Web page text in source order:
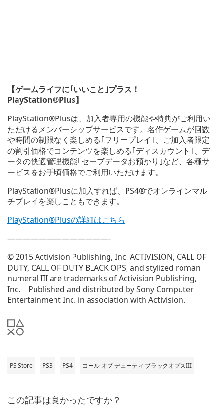
【ゲームライフに｢いいこと｣プラス！
PlayStation®Plus】
PlayStation®Plusは、加入者専用の機能や特典がご利用い
ただけるメンバーシップサービスです。名作ゲームが回数
や時間の制限なく楽しめる｢フリープレイ｣、ご加入者限定
の割引価格でコンテンツを楽しめる｢ディスカウント｣、デ
ータの快適管理機能｢セーブデータお預かり｣など、各種サ
ービスをお手頃価格でご利用いただけます。
PlayStation®Plusに加入すれば、PS4®でオンラインマル
チプレイを楽しこともできます。
PlayStation®Plusの詳細はこちら
—————————————-
© 2015 Activision Publishing, Inc. ACTIVISION, CALL OF
DUTY, CALL OF DUTY BLACK OPS, and stylized roman
numeral III are trademarks of Activision Publishing,
Inc. Published and distributed by Sony Computer
Entertainment Inc. in association with Activision.
PS Store PS3 PS4 コール オブ デューティ ブラックオプスIII
この記事は良かったですか？